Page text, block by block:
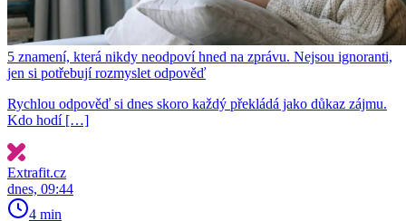
5 znamení, která nikdy neodpoví hned na zprávu. Nejsou ignoranti,
jen si potřebují rozmyslet odpověď
Rychlou odpověď si dnes skoro každý překládá jako důkaz zájmu.
Kdo hodí […]
Extrafit.cz
dnes, 09:44
4 min